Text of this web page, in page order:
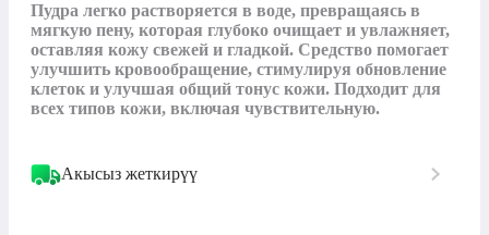
Пудра легко растворяется в воде, превращаясь в
мягкую пену, которая глубоко очищает и увлажняет,
оставляя кожу свежей и гладкой. Средство помогает
улучшить кровообращение, стимулируя обновление
клеток и улучшая общий тонус кожи. Подходит для
всех типов кожи, включая чувствительную.
Акысыз жеткирүү